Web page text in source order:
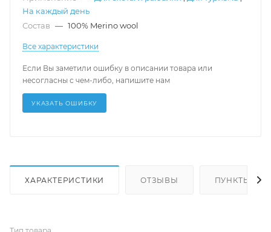
На каждый день
Состав — 100% Merino wool
Все характеристики
Если Вы заметили ошибку в описании товара или
несогласны с чем-либо, напишите нам
УКАЗАТЬ ОШИБКУ
ХАРАКТЕРИСТИКИ ОТЗЫВЫ ПУНКТЫ